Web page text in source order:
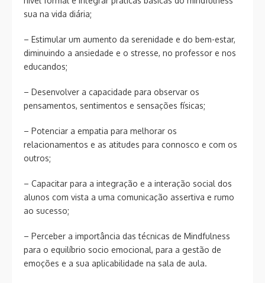
sua na vida diária;
– Estimular um aumento da serenidade e do bem-estar,
diminuindo a ansiedade e o stresse, no professor e nos
educandos;
– Desenvolver a capacidade para observar os
pensamentos, sentimentos e sensações físicas;
– Potenciar a empatia para melhorar os
relacionamentos e as atitudes para connosco e com os
outros;
– Capacitar para a integração e a interação social dos
alunos com vista a uma comunicação assertiva e rumo
ao sucesso;
– Perceber a importância das técnicas de Mindfulness
para o equilíbrio socio emocional, para a gestão de
emoções e a sua aplicabilidade na sala de aula.